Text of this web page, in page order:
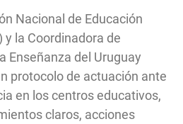
Nacional de Educación
y la Coordinadora de
Enseñanza del Uruguay
protocolo de actuación ante
en los centros educativos,
claros, acciones